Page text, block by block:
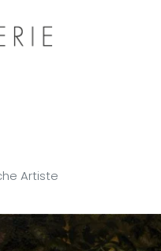
Artiste